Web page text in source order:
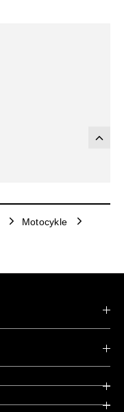
Motocykle